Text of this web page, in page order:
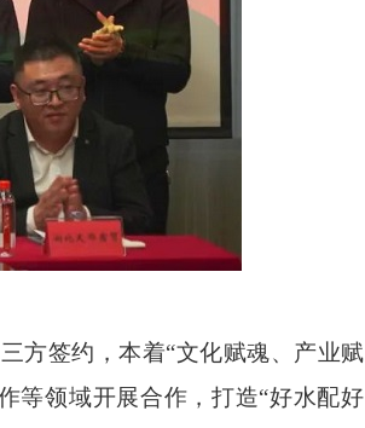
签约，本着“文化赋魂、产业赋
等领域开展合作，打造“好水配好